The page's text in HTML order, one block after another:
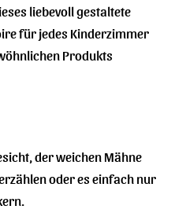
liebevoll gestaltete
für jedes Kinderzimmer
Produkts
der weichen Mähne
oder es einfach nur